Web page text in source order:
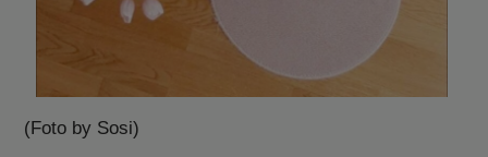
(Foto by Sosi)